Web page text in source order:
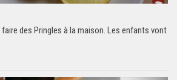
des Pringles à la maison. Les enfants vont